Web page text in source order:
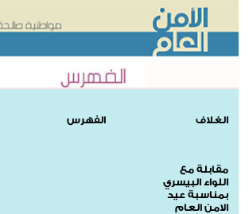
الغلاف الفهرس
مقابلة مع
اللواء البيسري
بمناسبة عيد
الامن العام